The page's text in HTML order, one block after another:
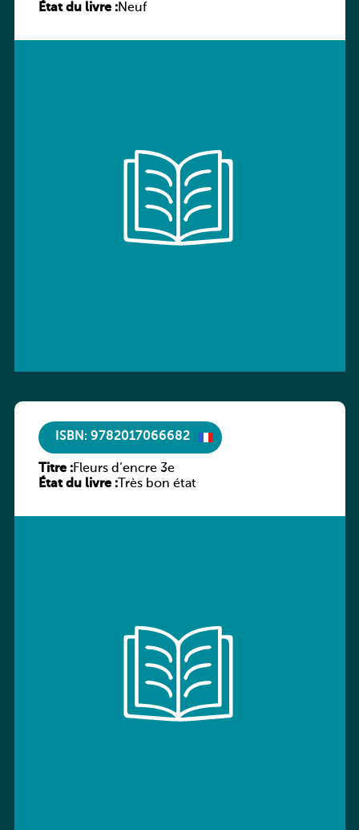
État du livre :Neuf
ISBN: 9782017066682
Titre :Fleurs d’encre 3e
État du livre :Très bon état